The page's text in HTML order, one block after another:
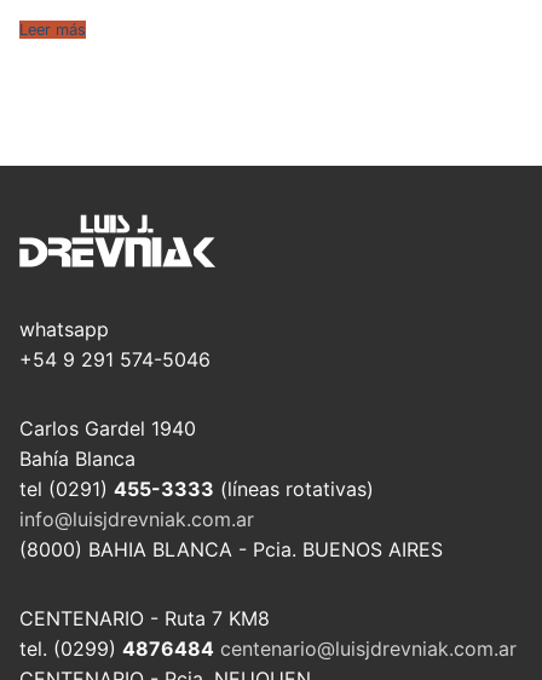
Leer más
whatsapp
+54 9 291 574-5046
Carlos Gardel 1940
Bahía Blanca
tel (0291) 455-3333 (líneas rotativas)
info@luisjdrevniak.com.ar
(8000) BAHIA BLANCA - Pcia. BUENOS AIRES
CENTENARIO - Ruta 7 KM8
tel. (0299) 4876484 centenario@luisjdrevniak.com.ar